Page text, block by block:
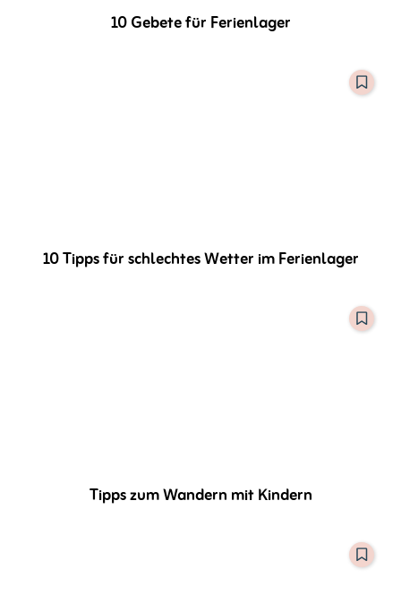
10 Gebete für Ferienlager
10 Tipps für schlechtes Wetter im Ferienlager
Tipps zum Wandern mit Kindern